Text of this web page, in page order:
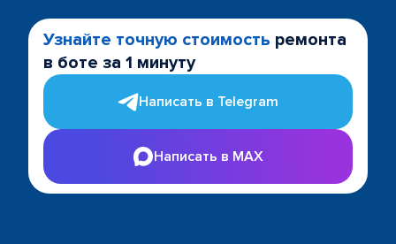
Узнайте точную стоимость ремонта
в боте за 1 минуту
Написать в Telegram
Написать в MAX